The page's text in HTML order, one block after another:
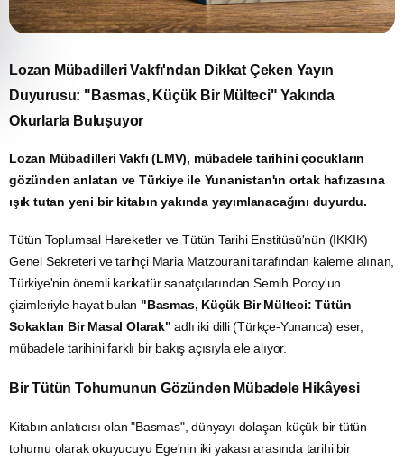
Lozan Mübadilleri Vakfı'ndan Dikkat Çeken Yayın
Duyurusu: "Basmas, Küçük Bir Mülteci" Yakında
Okurlarla Buluşuyor
Lozan Mübadilleri Vakfı (LMV), mübadele tarihini çocukların
gözünden anlatan ve Türkiye ile Yunanistan'ın ortak hafızasına
ışık tutan yeni bir kitabın yakında yayımlanacağını duyurdu.
Tütün Toplumsal Hareketler ve Tütün Tarihi Enstitüsü'nün (IKKIK)
Genel Sekreteri ve tarihçi Maria Matzourani tarafından kaleme alınan,
Türkiye'nin önemli karikatür sanatçılarından Semih Poroy'un
çizimleriyle hayat bulan "Basmas, Küçük Bir Mülteci: Tütün
Sokakları Bir Masal Olarak" adlı iki dilli (Türkçe-Yunanca) eser,
mübadele tarihini farklı bir bakış açısıyla ele alıyor.
Bir Tütün Tohumunun Gözünden Mübadele Hikâyesi
Kitabın anlatıcısı olan "Basmas", dünyayı dolaşan küçük bir tütün
tohumu olarak okuyucuyu Ege'nin iki yakası arasında tarihi bir